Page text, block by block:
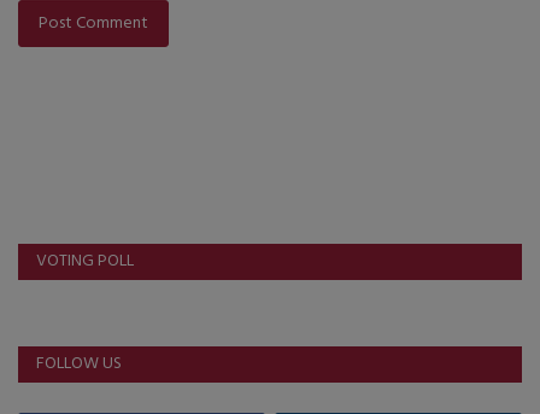
Post Comment
VOTING POLL
FOLLOW US